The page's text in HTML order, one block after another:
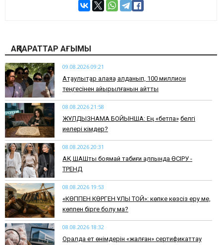
АҚПАРАТТАР АҒЫМЫ
09.08.2026 09:21
Ақтаулықтар алаяққа алданып, 100 миллион
теңгесінен айырылғанын айтты
08.08.2026 21:58
ЖҰЛДЫЗНАМА БОЙЫНША: Ең «бетпақ» белгі
иелері кімдер?
08.08.2026 20:31
АҚ ШАШты боямай табиғи қалпында ӨСІРУ -
ТРЕНД
08.08.2026 19:53
​«КӨППЕН КӨРГЕН ҰЛЫ ТОЙ»: көпке көзсіз еру ме,
көппен бірге болу ма?
08.08.2026 18:32
Оралда ет өнімдерін «жалған» сертификаттау